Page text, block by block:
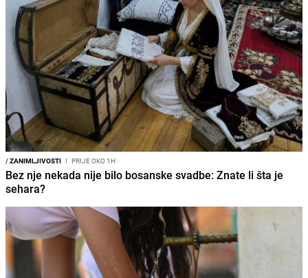
/ZANIMLJIVOSTI I PRIJE OKO 1H
Bez nje nekada nije bilo bosanske svadbe: Znate li šta je
sehara?